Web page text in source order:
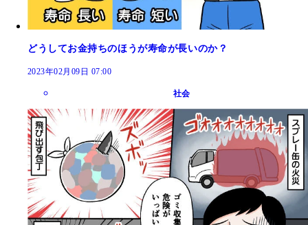
どうしてお金持ちのほうが寿命が長いのか？
2023年02月09日 07:00
社会